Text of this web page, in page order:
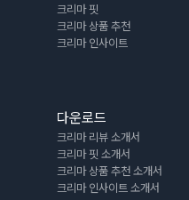
다운로드
크리마 리뷰 소개서
크리마 핏 소개서
크리마 상품 추천 소개서
크리마 인사이트 소개서
크리마 핏
크리마 상품 추천
크리마 인사이트